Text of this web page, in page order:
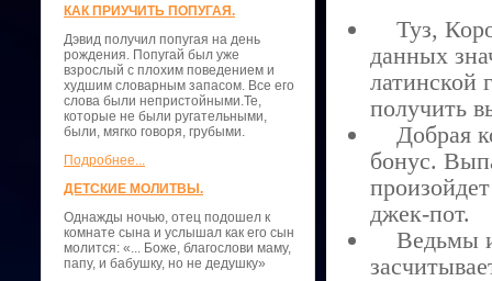
КАК ПРИУЧИТЬ ПОПУГАЯ.
Дэвид получил попугая на день
рождения. Попугай был уже
взрослый с плохим поведением и
худшим словарным запасом. Все его
слова были непристойными.Те,
которые не были ругательными,
были, мягко говоря, грубыми.
Подробнее...
ДЕТСКИЕ МОЛИТВЫ.
Однажды ночью, отец подошел к
комнате сына и услышал как его сын
молится: «... Боже, благослови маму,
папу, и бабушку, но не дедушку»
Туз,
данных
латинской
получить
Добрая
бонус.
джек-пот.
Ведьмы и